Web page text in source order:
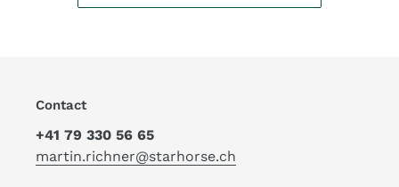
de contact avec les yeux, rincer abondamment à
Appliquer sur la peau après le travail et masser
légèrement pour faire pénétrer.
Contact
+41 79 330 56 65
martin.richner@starhorse.ch